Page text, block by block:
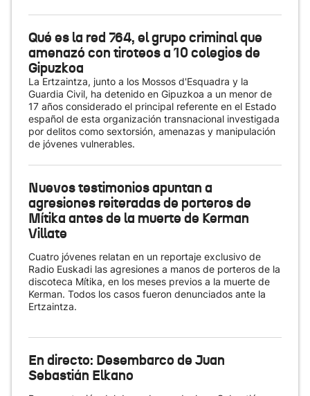
Qué es la red 764, el grupo criminal que
amenazó con tiroteos a 10 colegios de
Gipuzkoa
La Ertzaintza, junto a los Mossos d'Esquadra y la
Guardia Civil, ha detenido en Gipuzkoa a un menor de
17 años considerado el principal referente en el Estado
español de esta organización transnacional investigada
por delitos como sextorsión, amenazas y manipulación
de jóvenes vulnerables.
Nuevos testimonios apuntan a
agresiones reiteradas de porteros de
Mítika antes de la muerte de Kerman
Villate
Cuatro jóvenes relatan en un reportaje exclusivo de
Radio Euskadi las agresiones a manos de porteros de la
discoteca Mítika, en los meses previos a la muerte de
Kerman. Todos los casos fueron denunciados ante la
Ertzaintza.
En directo: Desembarco de Juan
Sebastián Elkano